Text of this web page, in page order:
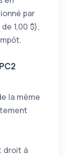
par
1,00 $),
la même
droit à